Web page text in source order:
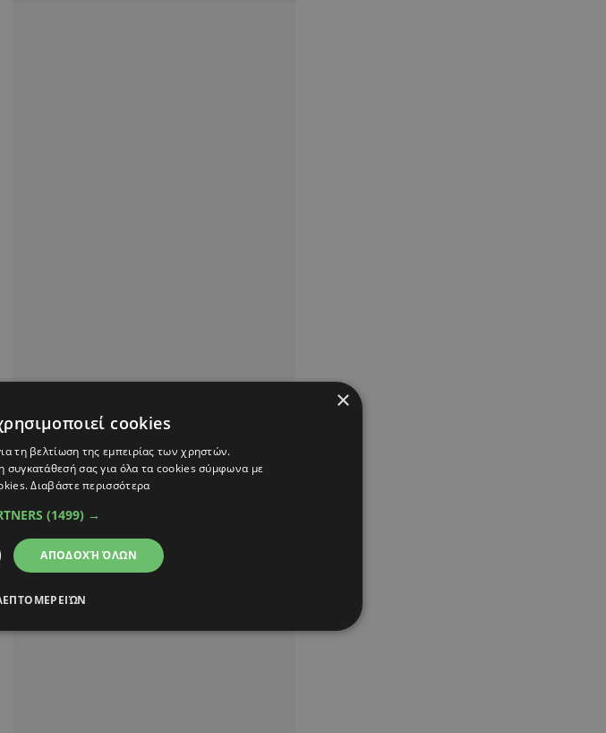
×
cookies
τη βελτίωση της εμπειρίας των χρηστών.
συγκατάθεσή σας για όλα τα cookies σύμφωνα με
Διαβάστε περισσότερα
(1499) →
ΑΠΟΔΟΧΉ ΌΛΩΝ